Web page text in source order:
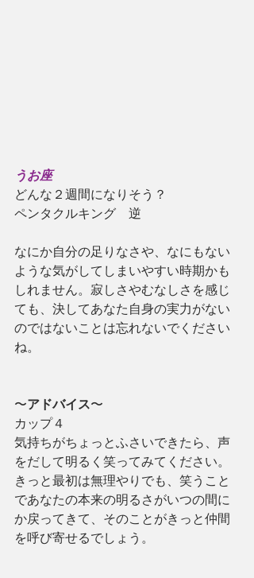
うお座
どんな２週間になりそう？
ペンタクルキング　逆
なにか自分の足りなさや、なにもない
ような気がしてしまいやすい時期かも
しれません。寂しさやむなしさを感じ
ても、決してあなた自身の実力がない
のではないことは忘れないでください
ね。
〜アドバイス〜
カップ４
気持ちがちょっとふさいできたら、声
をだして明るく笑ってみてください。
きっと最初は無理やりでも、笑うこと
であなたの本来の明るさがいつの間に
か戻ってきて、そのことがきっと仲間
を呼び寄せるでしょう。